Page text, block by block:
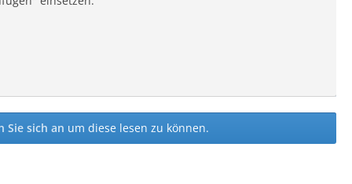
Sie sich an um diese lesen zu können.